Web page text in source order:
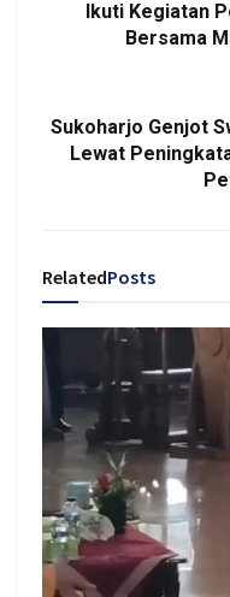
Ikuti Kegiatan
Bersama
Sukoharjo Genjot
Lewat
RelatedPosts